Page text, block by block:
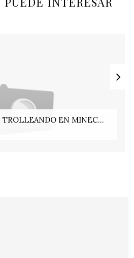
EN MINEC...